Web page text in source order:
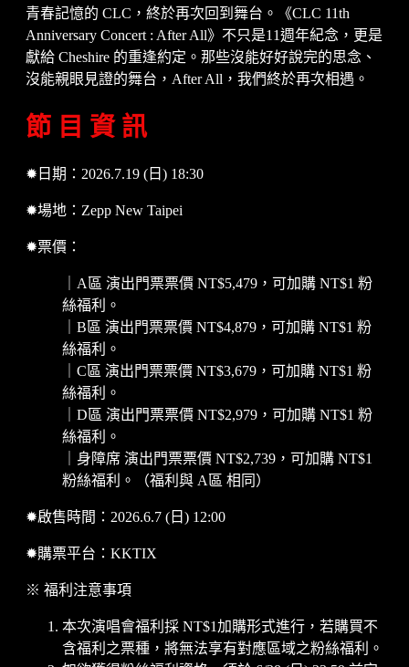
青春記憶的 CLC，終於再次回到舞台。《CLC 11th
Anniversary Concert : After All》不只是11週年紀念，更是
獻給 Cheshire 的重逢約定。那些沒能好好說完的思念、
沒能親眼見證的舞台，After All，我們終於再次相遇。
節 目 資 訊
✹日期：2026.7.19 (日) 18:30
✹場地：Zepp New Taipei
✹票價：
｜A區 演出門票票價 NT$5,479，可加購 NT$1 粉
絲福利。
｜B區 演出門票票價 NT$4,879，可加購 NT$1 粉
絲福利。
｜C區 演出門票票價 NT$3,679，可加購 NT$1 粉
絲福利。
｜D區 演出門票票價 NT$2,979，可加購 NT$1 粉
絲福利。
｜身障席 演出門票票價 NT$2,739，可加購 NT$1
粉絲福利。（福利與 A區 相同）
✹啟售時間：2026.6.7 (日) 12:00
✹購票平台：KKTIX
※ 福利注意事項
本次演唱會福利採 NT$1加購形式進行，若購買不
含福利之票種，將無法享有對應區域之粉絲福利。